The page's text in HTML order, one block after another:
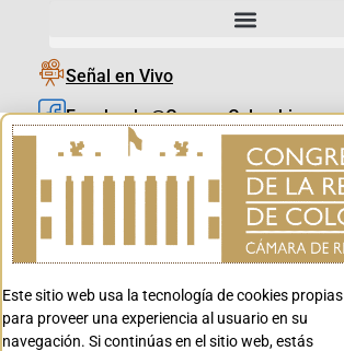
Señal en Vivo
Facebook_@CamaraColombia
Instagram_@CamaraColombia
X_@CamaraColombia
Youtube_@CamaraColombia
Youtube_@CanalCongreso
Este sitio web usa la tecnología de cookies propias
para proveer una experiencia al usuario en su
navegación. Si continúas en el sitio web, estás